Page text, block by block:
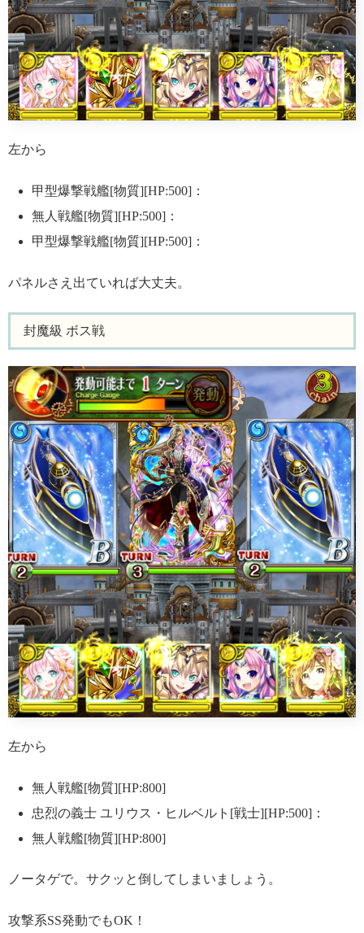
左から
甲型爆撃戦艦[物質][HP:500]：
無人戦艦[物質][HP:500]：
甲型爆撃戦艦[物質][HP:500]：
パネルさえ出ていれば大丈夫。
封魔級 ボス戦
左から
無人戦艦[物質][HP:800]
忠烈の義士 ユリウス・ヒルベルト[戦士][HP:500]：
無人戦艦[物質][HP:800]
ノータゲで。サクッと倒してしまいましょう。
攻撃系SS発動でもOK！